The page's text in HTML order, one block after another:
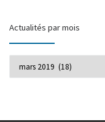
Actualités par mois